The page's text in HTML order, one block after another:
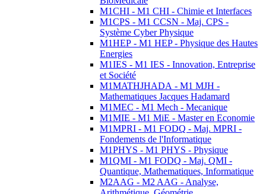
M1CHI - M1 CHI - Chimie et Interfaces
M1CPS - M1 CCSN - Maj. CPS -
Système Cyber Physique
M1HEP - M1 HEP - Physique des Hautes
Energies
M1IES - M1 IES - Innovation, Entreprise
et Société
M1MATHJHADA - M1 MJH -
Mathematiques Jacques Hadamard
M1MEC - M1 Mech - Mecanique
M1MIE - M1 MiE - Master en Economie
M1MPRI - M1 FODQ - Maj. MPRI -
Fondements de l'Informatique
M1PHYS - M1 PHYS - Physique
M1QMI - M1 FODQ - Maj. QMI -
Quantique, Mathematiques, Informatique
M2AAG - M2 AAG - Analyse,